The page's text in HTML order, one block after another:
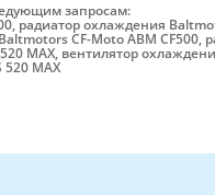
запросам:
,радиатор охлаждения
CF-Moto ABM CF500,
MAX, вентилятор
MAX